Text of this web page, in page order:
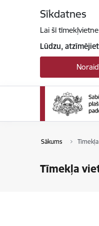
Sīkdatnes
Lai šī
Lūdzu,
Sākums
Tīmekļa